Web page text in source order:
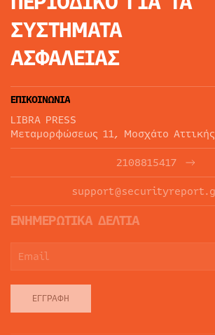
ΣΥΣΤΗΜΑΤΑ
ΑΣΦΑΛΕΙΑΣ
ΕΠΙΚΟΙΝΩΝΙΑ
LIBRA PRESS
Μεταμορφώσεως 11, Μοσχάτο
2108815417
ΕΝΗΜΕΡΩΤΙΚΑ ΔΕΛΤΙΑ
ΕΓΓΡΑΦΉ